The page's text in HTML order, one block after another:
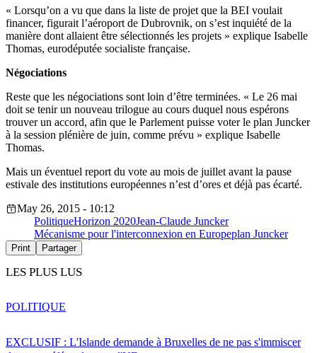
« Lorsqu’on a vu que dans la liste de projet que la BEI voulait
financer, figurait l’aéroport de Dubrovnik, on s’est inquiété de la
manière dont allaient être sélectionnés les projets » explique Isabelle
Thomas, eurodéputée socialiste française.
Négociations
Reste que les négociations sont loin d’être terminées. « Le 26 mai
doit se tenir un nouveau trilogue au cours duquel nous espérons
trouver un accord, afin que le Parlement puisse voter le plan Juncker
à la session plénière de juin, comme prévu » explique Isabelle
Thomas.
Mais un éventuel report du vote au mois de juillet avant la pause
estivale des institutions européennes n’est d’ores et déjà pas écarté.
May 26, 2015 - 10:12
PolitiqueHorizon 2020Jean-Claude Juncker
Mécanisme pour l'interconnexion en Europeplan Juncker
Print Partager
LES PLUS LUS
EXCLUSIF : L'Islande demande à Bruxelles de ne pas s'immiscer
POLITIQUE